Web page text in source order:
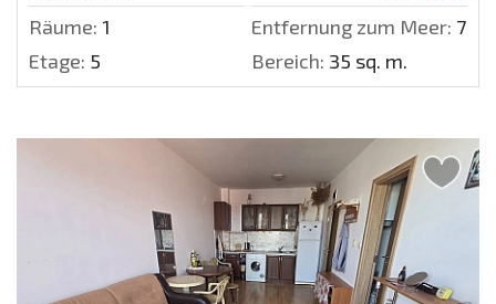
Räume: 1 Entfernung zum Meer: 700
Etage: 5 Bereich: 35 sq. m.